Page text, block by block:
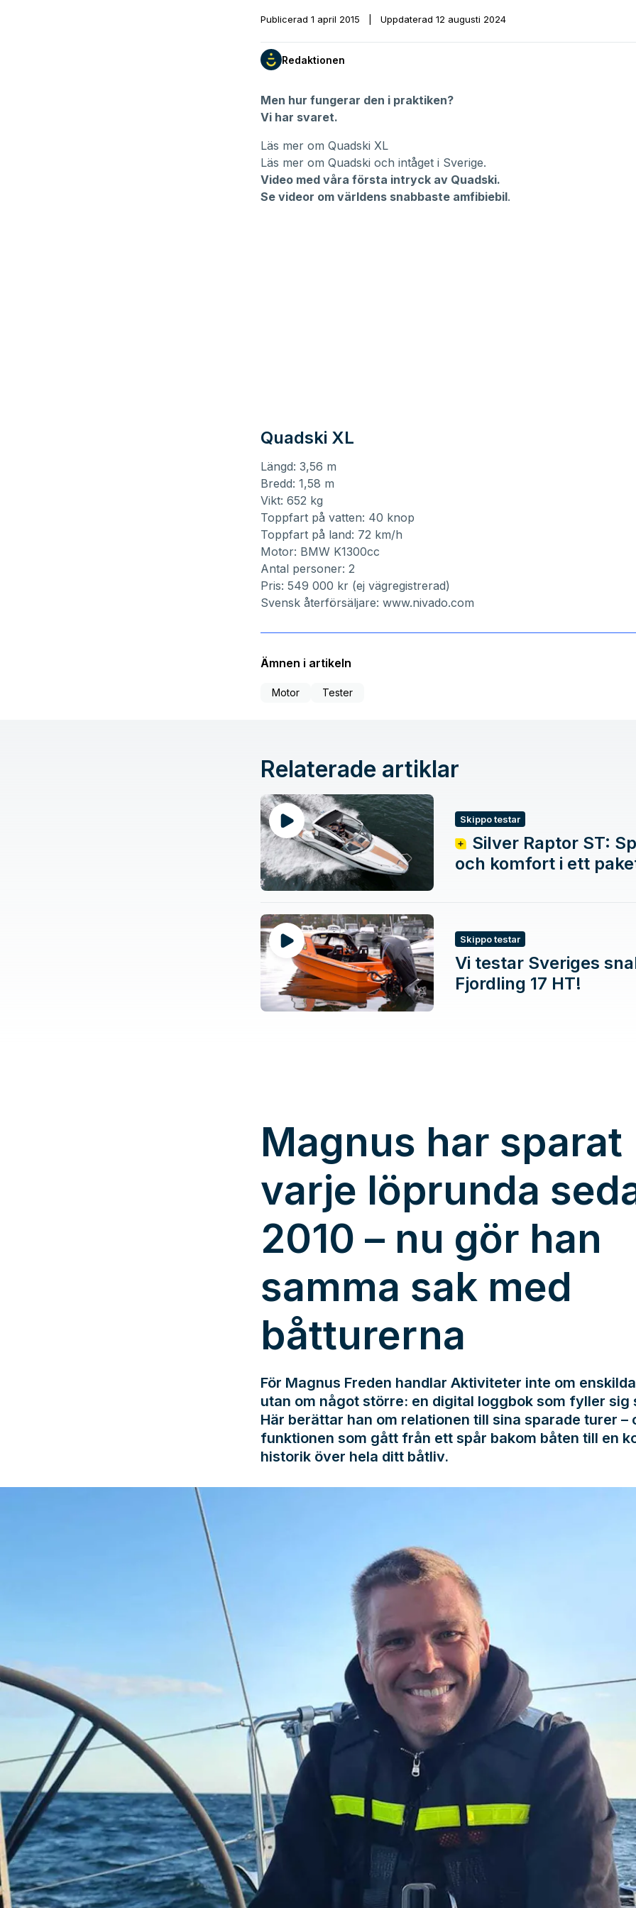
Publicerad 1 april 2015 Uppdaterad 12 augusti 2024
Redaktionen
Men hur fungerar den i praktiken?
Vi har svaret.
Läs mer om Quadski XL
Läs mer om Quadski och intåget i Sverige.
Video med våra första intryck av Quadski.
Se videor om världens snabbaste amfibiebil.
Quadski XL
Längd: 3,56 m
Bredd: 1,58 m
Vikt: 652 kg
Toppfart på vatten: 40 knop
Toppfart på land: 72 km/h
Motor: BMW K1300cc
Antal personer: 2
Pris: 549 000 kr (ej vägregistrerad)
Svensk återförsäljare: www.nivado.com
Ämnen i artikeln
Motor Tester
Relaterade artiklar
Skippo testar
Silver Raptor ST:
och komfort i ett
Skippo testar
Vi testar Sveriges
Fjordling 17 HT!
Magnus har sparat
varje löprunda
2010 – nu gör han
samma sak med
båtturerna
För Magnus Freden handlar Aktiviteter inte om
utan om något större: en digital loggbok som fyller sig
Här berättar han om relationen till sina sparade turer –
funktionen som gått från ett spår bakom båten till en
historik över hela ditt båtliv.